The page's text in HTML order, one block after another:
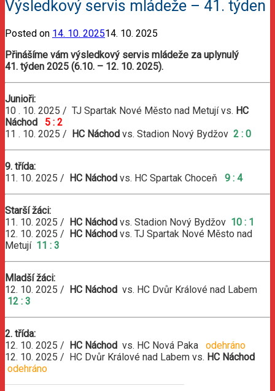
Výsledkový servis mládeže – 41. týden
Posted on 14. 10. 202514. 10. 2025
Přinášíme vám výsledkový servis mládeže za uplynulý
41. týden 2025 (6.10. – 12. 10. 2025).
Junioři:
10 . 10. 2025 / TJ Spartak Nové Město nad Metují vs. HC
Náchod
5 : 2
11 . 10. 2025 / HC Náchod vs. Stadion Nový Bydžov 2 : 0
9. třída:
11. 10. 2025 / HC Náchod vs. HC Spartak Choceň 9 : 4
Starší žáci:
11. 10. 2025 / HC Náchod vs. Stadion Nový Bydžov 10 : 1
12. 10. 2025 / HC Náchod vs. TJ Spartak Nové Město nad
Metují 11 : 3
Mladší žáci:
12. 10. 2025 / HC Náchod vs. HC Dvůr Králové nad Labem
12 : 3
2. třída:
12. 10. 2025 / HC Náchod vs. HC Nová Paka odehráno
12. 10. 2025 / HC Dvůr Králové nad Labem vs. HC Náchod
odehráno